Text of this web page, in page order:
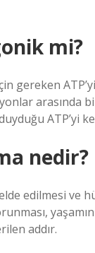
mi?
gereken
arasında
ATP’yi
nedir?
edilmesi ve
addır.